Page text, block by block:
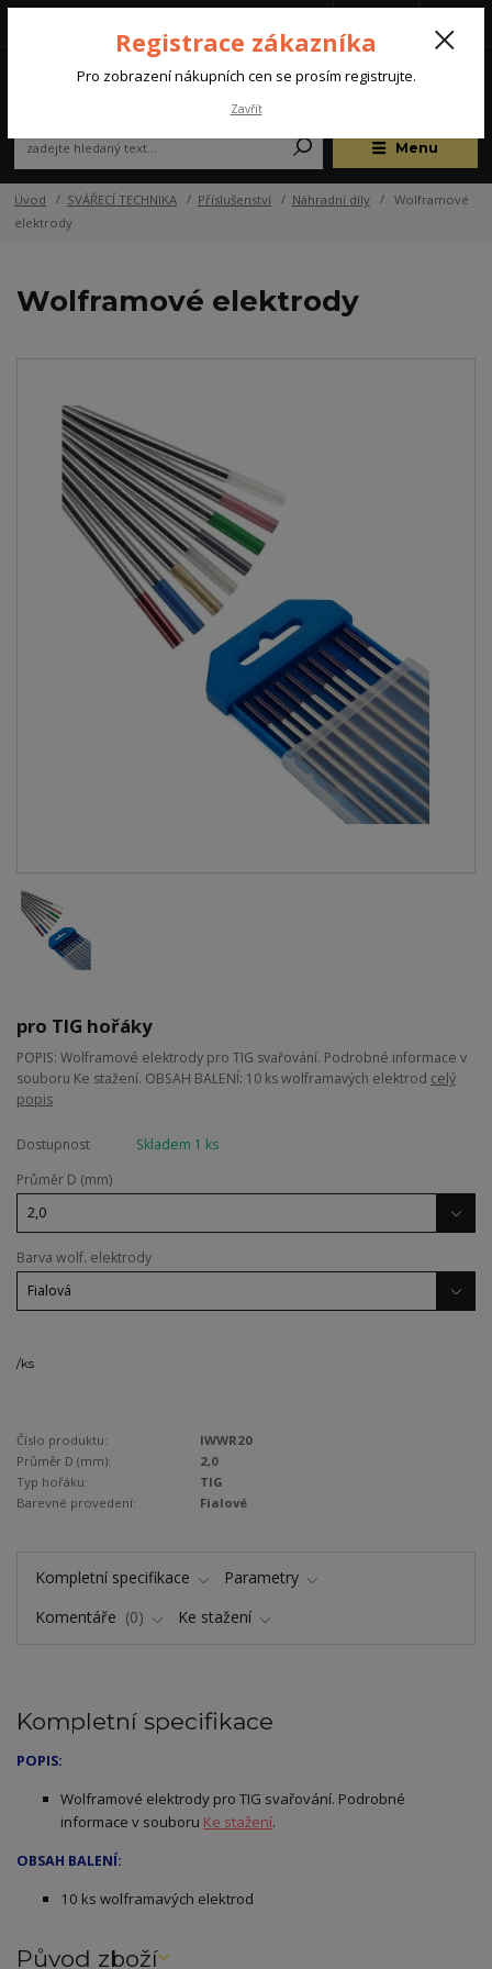
Menu
(Po-Pá, 07:00-15:30 hod.)
Úvod SVÁŘECÍ TECHNIKA Příslušenství Náhradní díly
Wolframové
elektrody
Wolframové elektrody
pro TIG hořáky
POPIS: Wolframové elektrody pro TIG svařování. Podrobné informace v
souboru Ke stažení. OBSAH BALENÍ: 10 ks wolframavých elektrod celý
popis
Dostupnost
Skladem 1 ks
Průměr D (mm)
Barva wolf. elektrody
/ks
Číslo produktu:
IWWR20
Průměr D (mm):
2,0
Typ hořáku:
TIG
Barevné provedení:
Fialové
Kompletní specifikace
Parametry
Komentáře
0 Ke stažení
Kompletní specifikace
POPIS:
Wolframové elektrody pro TIG svařování. Podrobné
informace v souboru Ke stažení.
OBSAH BALENÍ:
10 ks wolframavých elektrod
Původ zboží
Registrace zákazníka
Pro zobrazení nákupních cen se prosím registrujte.
Zavřít